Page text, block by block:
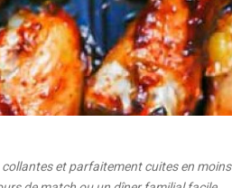
collantes et parfaitement cuites en moins